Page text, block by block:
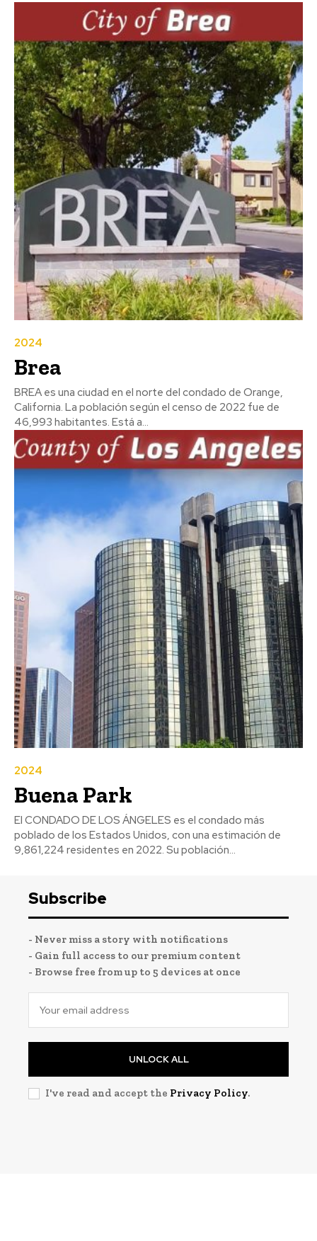
2024
Brea
BREA es una ciudad en el norte del condado de Orange,
California. La población según el censo de 2022 fue de
46,993 habitantes. Está a...
2024
Buena Park
El CONDADO DE LOS ÁNGELES es el condado más
poblado de los Estados Unidos, con una estimación de
9,861,224 residentes en 2022. Su población...
Subscribe
- Never miss a story with notifications
- Gain full access to our premium content
- Browse free from up to 5 devices at once
UNLOCK ALL
I've read and accept the Privacy Policy.